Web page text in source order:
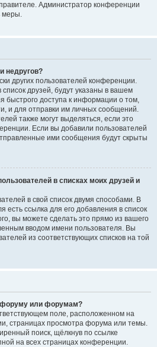
Администратор конференции
меры.
недругов?
других пользователей конференции.
друзей, будут указаны в вашем
быстрого доступа к информации о том,
и для отправки им личных сообщений.
также могут выделяться, если это
Если вы добавили пользователей
ими сообщения будут скрыты
в списках моих друзей и
в свой список двумя способами. В
есть ссылка для его добавления в список
вы можете сделать это прямо из вашего
вводом имени пользователя. Вы
из соответствующих списков на той
форуму или форумам?
поле, расположенном на
страницах просмотра форума или темы.
поиск, щёлкнув по ссылке
на всех страницах конференции.